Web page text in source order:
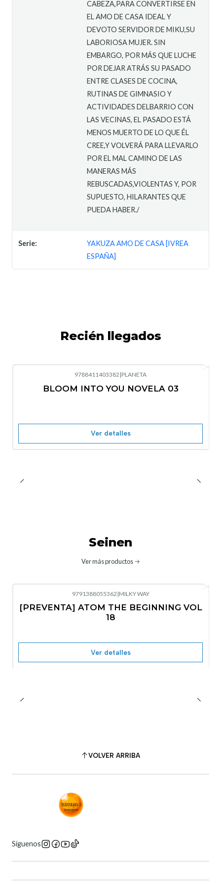
CABEZA,PARA CONVERTIRSE EN
EL AMO DE CASA IDEAL Y
DEVOTO SERVIDOR DE MIKU,SU
LABORIOSA MUJER. SIN
EMBARGO, POR MÁS QUE LUCHE
POR DEJAR ATRÁS SU PASADO
ENTRE CLASES DE COCINA,
RUTINAS DE GIMNASIO Y
ACTIVIDADES DELBARRIO CON
LAS VECINAS, EL PASADO ESTÁ
MENOS MUERTO DE LO QUE ÉL
CREE,Y VOLVERÁ PARA LLEVARLO
POR EL MAL CAMINO DE LAS
MANERAS MÁS
REBUSCADAS,VIOLENTAS Y, POR
SUPUESTO, HILARANTES QUE
PUEDA HABER./
Serie:
YAKUZA AMO DE CASA [IVREA
ESPAÑA]
Recién llegados
Nuevo
9788411403382 |PLANETA
BLOOM INTO YOU NOVELA 03
Ver detalles
Seinen
Ver más productos
9791388055362 |MILKY WAY
[PREVENTA] ATOM THE BEGINNING VOL
18
Ver detalles
VOLVER ARRIBA
Síguenos